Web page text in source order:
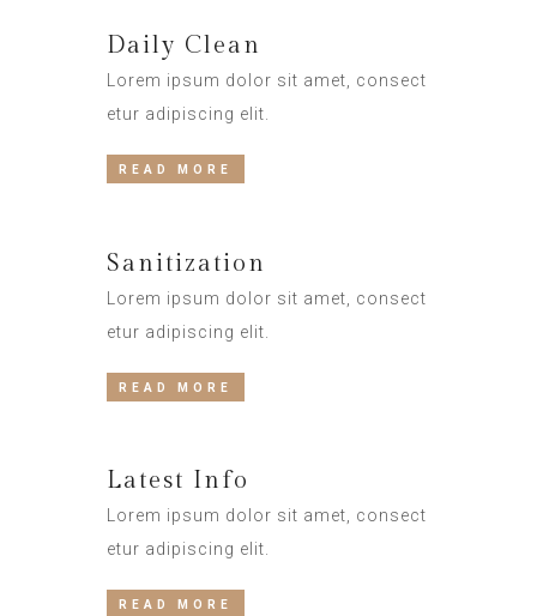
Daily Clean
Lorem ipsum dolor sit amet, consect
etur adipiscing elit.
READ MORE
Sanitization
Lorem ipsum dolor sit amet, consect
etur adipiscing elit.
READ MORE
Latest Info
Lorem ipsum dolor sit amet, consect
etur adipiscing elit.
READ MORE